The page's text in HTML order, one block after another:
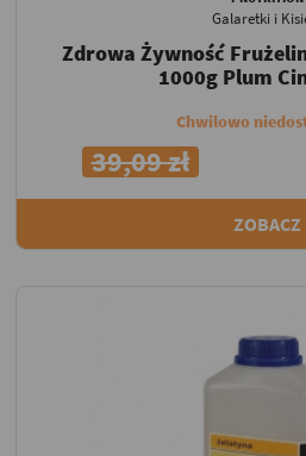
Galaretki i
Zdrowa Żywność
1000g Plum
Chwilowo
39,09 zł
ZOBACZ